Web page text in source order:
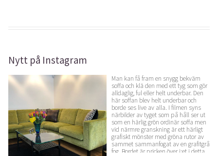
Nytt på Instagram
Man kan få fram en snygg bekväm
soffa och klä den med ett tyg som gör
alldaglig, ful eller helt underbar. Den
här soffan blev helt underbar och
borde ses live av alla. I filmen syns
närbilder av tyget som på håll ser ut
som en härlig grön ordinär soffa men
vid närmre granskning är ett härligt
grafiskt mönster med gröna rutor av
sammet sammanfogat av en grafitgrå
fog. Bordet är pricken över i:et i detta